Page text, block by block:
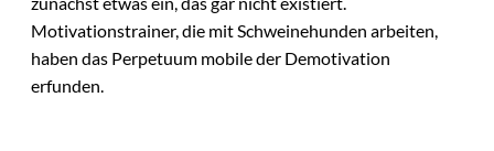
Motivationstrainer, die mit Schweinehunden arbeiten,
haben das Perpetuum mobile der Demotivation
erfunden.